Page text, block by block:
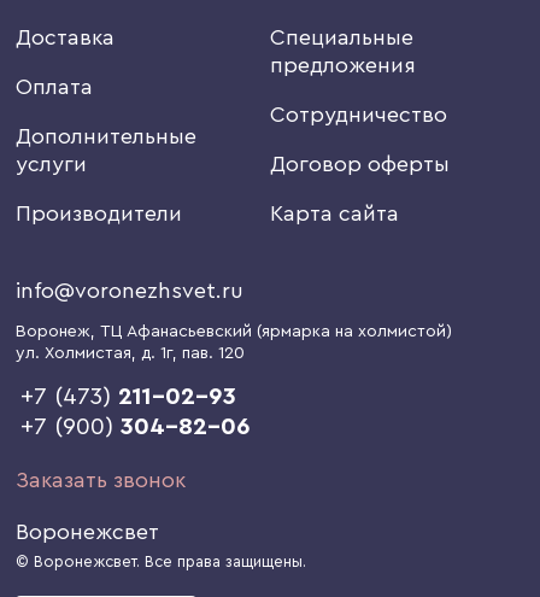
Доставка
Оплата
Дополнительные
услуги
Производители
Специальные
предложения
Сотрудничество
Договор оферты
Карта сайта
info@voronezhsvet.ru
Воронеж, ТЦ Афанасьевский (ярмарка на холмистой)
ул. Холмистая, д. 1г, пав. 120
+7 (473) 211-02-93
+7 (900)304-82-06
Заказать звонок
Воронежсвет
© Воронежсвет. Все права защищены.